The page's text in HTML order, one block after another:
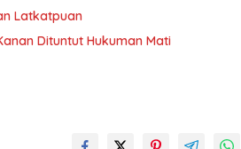
Latkatpuan
Dituntut Hukuman Mati